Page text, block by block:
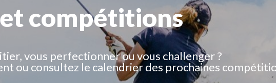
compétitions
vous perfectionner ou vous challenger ?
ou consultez le calendrier des prochaines